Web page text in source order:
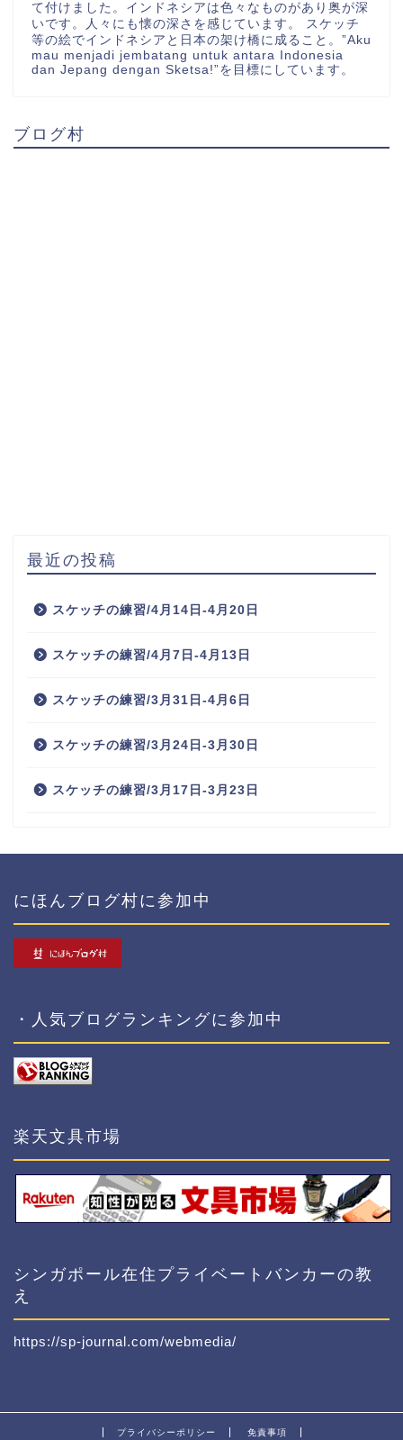
て付けました。インドネシアは色々なものがあり奥が深
いです。人々にも懐の深さを感じています。 スケッチ
等の絵でインドネシアと日本の架け橋に成ること。”Aku
mau menjadi jembatang untuk antara Indonesia
dan Jepang dengan Sketsa!”を目標にしています。
ブログ村
最近の投稿
スケッチの練習/4月14日-4月20日
スケッチの練習/4月7日-4月13日
スケッチの練習/3月31日-4月6日
スケッチの練習/3月24日-3月30日
スケッチの練習/3月17日-3月23日
にほんブログ村に参加中
・人気ブログランキングに参加中
楽天文具市場
シンガポール在住プライベートバンカーの教
え
https://sp-journal.com/webmedia/
プライバシーポリシー 免責事項